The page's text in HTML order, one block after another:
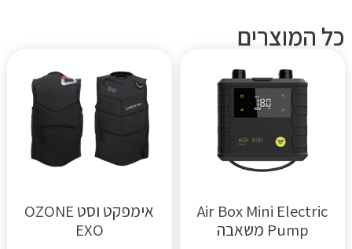
כל המוצרים
Air Box Mini Electric
Pump משאבה
אימפקט וסט OZONE
EXO